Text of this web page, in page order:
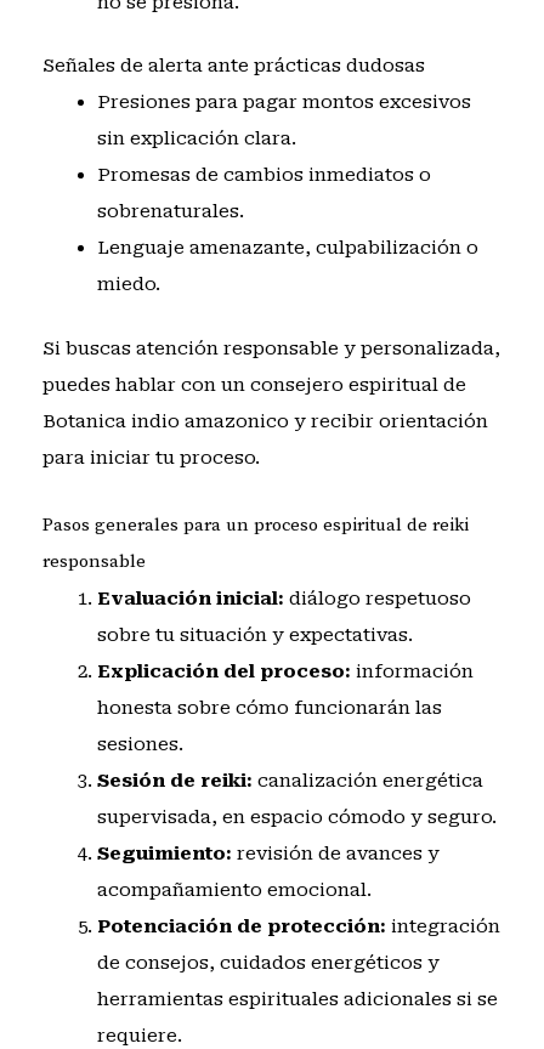
Señales de alerta ante prácticas dudosas
Presiones para pagar montos excesivos
sin explicación clara.
Promesas de cambios inmediatos o
sobrenaturales.
Lenguaje amenazante, culpabilización o
miedo.
Si buscas atención responsable y personalizada,
puedes hablar con un consejero espiritual de
Botanica indio amazonico y recibir orientación
para iniciar tu proceso.
Pasos generales para un proceso espiritual de reiki
responsable
Evaluación inicial: diálogo respetuoso
sobre tu situación y expectativas.
Explicación del proceso: información
honesta sobre cómo funcionarán las
sesiones.
Sesión de reiki: canalización energética
supervisada, en espacio cómodo y seguro.
Seguimiento: revisión de avances y
acompañamiento emocional.
Potenciación de protección: integración
de consejos, cuidados energéticos y
herramientas espirituales adicionales si se
requiere.